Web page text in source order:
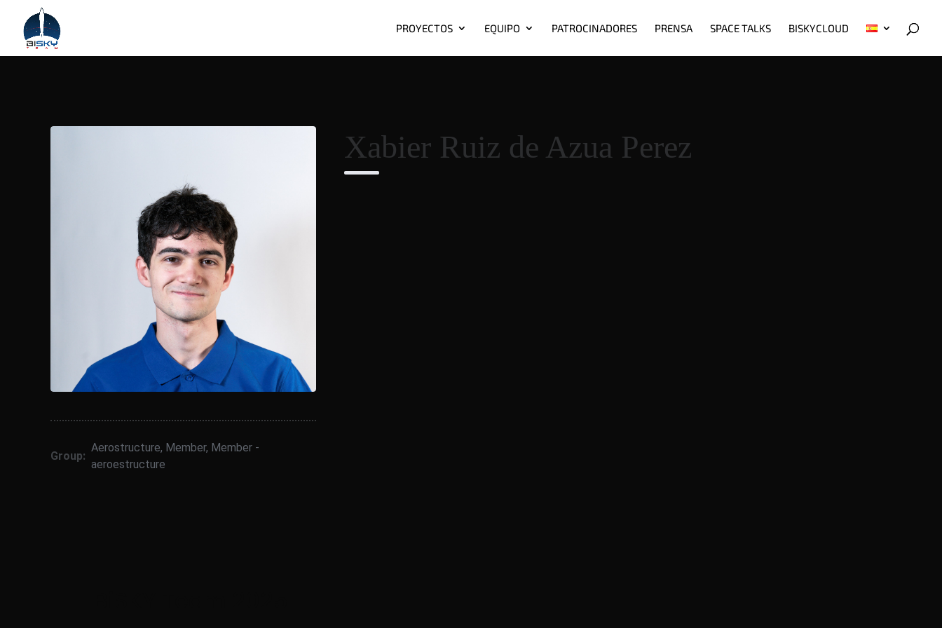
PROYECTOS EQUIPO PATROCINADORES PRENSA SPACE TALKS BISKYCLOUD
Group:
Aerostructure, Member, Member -
aeroestructure
Xabier Ruiz de Azua Perez